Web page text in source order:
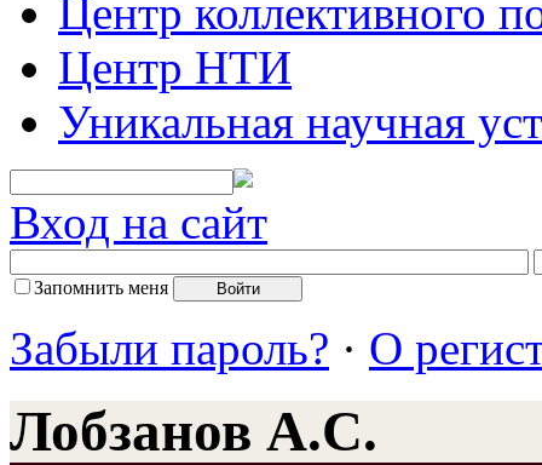
Центр коллективного
Центр НТИ
Уникальная научная
Вход на сайт
Запомнить меня
Забыли пароль? · О
Лобзанов А.С.